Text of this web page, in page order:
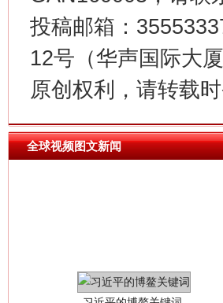
投稿邮箱：
12号（华声国际大
原创权利，请转载
全球视频图文新闻